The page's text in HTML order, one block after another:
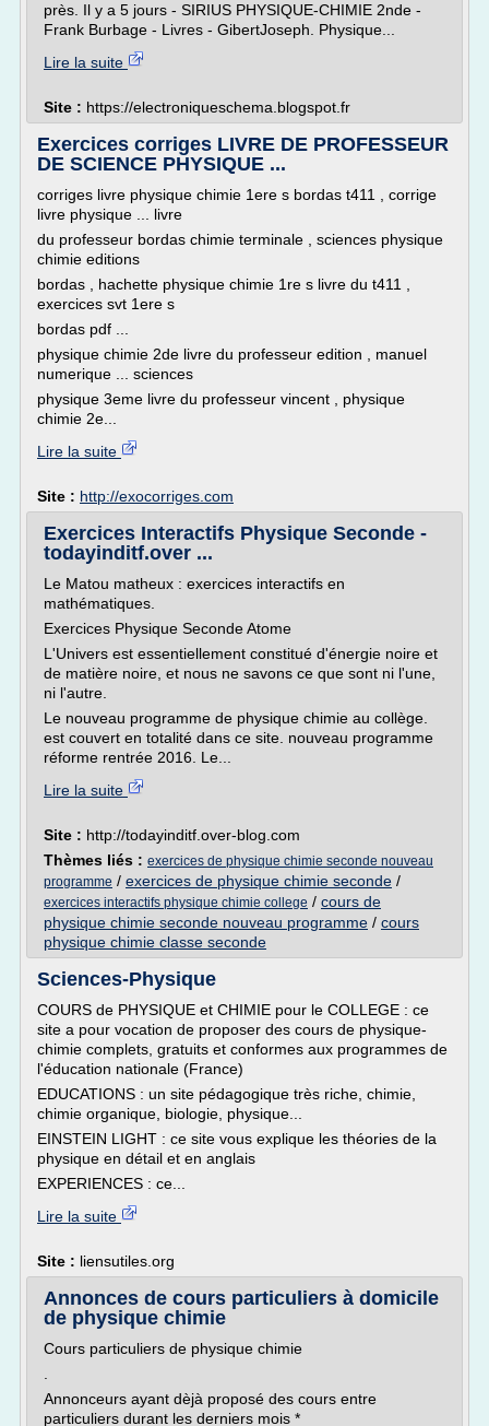
près. Il y a 5 jours - SIRIUS PHYSIQUE-CHIMIE 2nde -
Frank Burbage - Livres - GibertJoseph. Physique...
Lire la suite
Site : https://electroniqueschema.blogspot.fr
Exercices corriges LIVRE DE PROFESSEUR
DE SCIENCE PHYSIQUE ...
corriges livre physique chimie 1ere s bordas t411 , corrige
livre physique ... livre
du professeur bordas chimie terminale , sciences physique
chimie editions
bordas , hachette physique chimie 1re s livre du t411 ,
exercices svt 1ere s
bordas pdf ...
physique chimie 2de livre du professeur edition , manuel
numerique ... sciences
physique 3eme livre du professeur vincent , physique
chimie 2e...
Lire la suite
Site : http://exocorriges.com
Exercices Interactifs Physique Seconde -
todayinditf.over ...
Le Matou matheux : exercices interactifs en
mathématiques.
Exercices Physique Seconde Atome
L'Univers est essentiellement constitué d'énergie noire et
de matière noire, et nous ne savons ce que sont ni l'une,
ni l'autre.
Le nouveau programme de physique chimie au collège.
est couvert en totalité dans ce site. nouveau programme
réforme rentrée 2016. Le...
Lire la suite
Site : http://todayinditf.over-blog.com
Thèmes liés : exercices de physique chimie seconde nouveau
programme / exercices de physique chimie seconde /
exercices interactifs physique chimie college / cours de
physique chimie seconde nouveau programme / cours
physique chimie classe seconde
Sciences-Physique
COURS de PHYSIQUE et CHIMIE pour le COLLEGE : ce
site a pour vocation de proposer des cours de physique-
chimie complets, gratuits et conformes aux programmes de
l'éducation nationale (France)
EDUCATIONS : un site pédagogique très riche, chimie,
chimie organique, biologie, physique...
EINSTEIN LIGHT : ce site vous explique les théories de la
physique en détail et en anglais
EXPERIENCES : ce...
Lire la suite
Site : liensutiles.org
Annonces de cours particuliers à domicile
de physique chimie
Cours particuliers de physique chimie
Annonceurs ayant dèjà proposé des cours entre
particuliers durant les derniers mois *